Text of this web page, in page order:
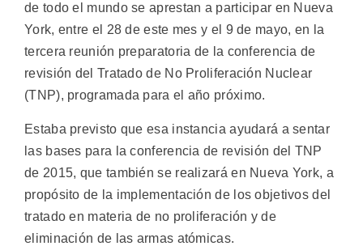
de todo el mundo se aprestan a participar en Nueva
York, entre el 28 de este mes y el 9 de mayo, en la
tercera reunión preparatoria de la conferencia de
revisión del Tratado de No Proliferación Nuclear
(TNP), programada para el año próximo.
Estaba previsto que esa instancia ayudará a sentar
las bases para la conferencia de revisión del TNP
de 2015, que también se realizará en Nueva York, a
propósito de la implementación de los objetivos del
tratado en materia de no proliferación y de
eliminación de las armas atómicas.